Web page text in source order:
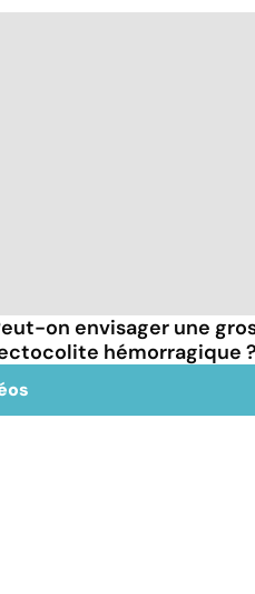
on envisager une
hémorragique ?